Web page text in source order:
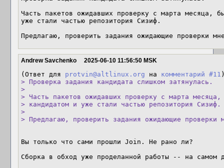
Часть пакетов ожидавших проверку с марта месяца,
уже стали частью репозитория Сизиф.
Предлагаю, проверить задания ожидающие проверки
Andrew Savchenko 2025-06-10 11:56:50 MSK
(Ответ для protvin@altlinux.org на комментарий #11
> Проверка задания кандидата слишком затянулась.
>
> Часть пакетов ожидавших проверку с марта месяца,
> кандидатом и уже стали частью репозитория Сизиф.
>
> Предлагаю, проверить задания ожидающие
Вы только что сами прошли Join. Не рано ли?
Сборка в обход уже проделанной работы -- на самом